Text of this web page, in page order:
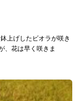
げしたビオラが咲き
、花は早く咲きま